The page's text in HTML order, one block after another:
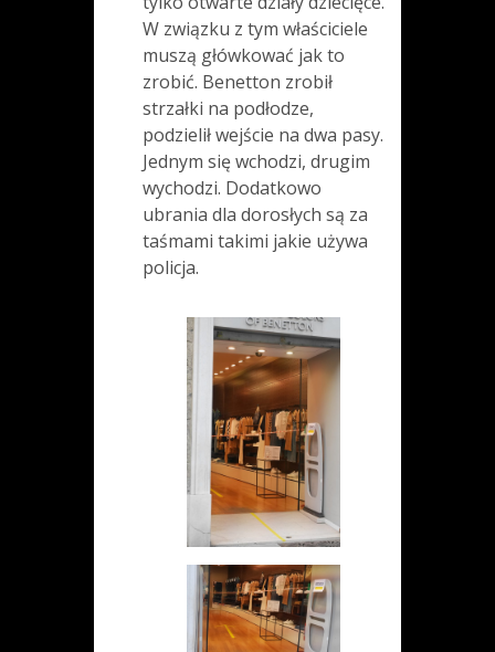
W związku z tym właściciele
muszą główkować jak to
zrobić. Benetton zrobił
strzałki na podłodze,
podzielił wejście na dwa pasy.
Jednym się wchodzi, drugim
wychodzi. Dodatkowo
ubrania dla dorosłych są za
taśmami takimi jakie używa
policja.